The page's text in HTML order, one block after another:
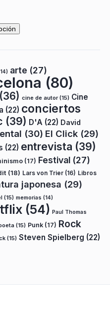
arte (27)
(80)
(36) cine de autor(15) Cine
(22) conciertos
(39) D'A (22) David
(30) El Click (29)
(22) entrevista (39)
(17) Festival (27)
(18) Lars von Trier (16) Libros
japonesa (29)
(15) memorias (14)
(54) Paul Thomas
(15) Punk (17) Rock
(15) Steven Spielberg (22)